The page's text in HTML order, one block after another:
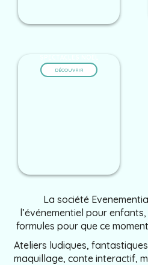
DÉCOUVRIR
La société
l’événementiel pour
formules pour que ce
Ateliers ludiques,
maquillage, conte interactif,